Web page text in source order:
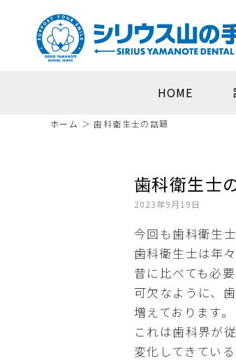
HOME
ホーム ＞歯科衛生士の話題
歯科衛生士
2023年9月19日
今回も歯科衛生士
歯科衛生士は年
昔に比べても必
可欠なように、
増えております。
これは歯科界が
変化してきている